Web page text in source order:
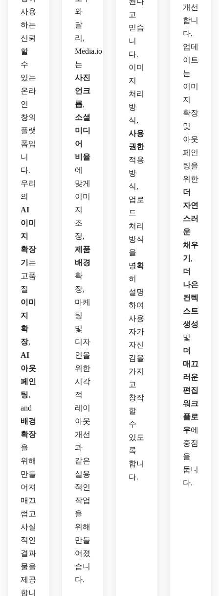
사용
하는
신뢰
할
수
있는
온라
인
창의
플랫
폼입
니
다.
우리
의
AI
이미
지
확장
기 는
고품
질
이미
지
확
장,
AI
아웃
페인
팅,
and
배경
확장
을
위해
만들
어져
매끄
럽고
사실
적인
결과
물을
제공
합니
와
달
리,
Media.io
는
사진
언크
롭,
소셜
미디
어
비율
에
맞게
이미
지
조
정,
제품
배경
확
장,
마케
팅
및
디자
인을
위한
시각
적
레이
아웃
개선
과
같은
실용
적인
작업
을
위해
만들
어졌
습니
다.
고
믿습
니
다.
이미
지
처리
방
식,
사용
권한
적용
방
식,
업로
드
처리
방식
을
명확
히
설명
하여
사용
자가
자신
감을
가지
고
창작
할
수
있도
록
합니
다.
개선
합니
다.
업데
이트
는
이미
지
확장
및
아웃
페인
팅을
위한
더
자연
스러
운
채우
기 ,
더
나은
컨텍
스트
생성
및
더
매끄
러운
편집
워크
플로
우에
중점
을
둡니
다.